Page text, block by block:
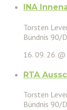
INA
Torsten
Bündnis 90/
16. 09. 26
RTA
Torsten
Bündnis 90/